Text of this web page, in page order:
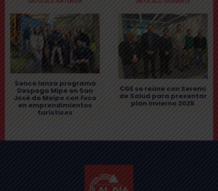
Sence lanza programa
Despega Mipe en San
José de Maipo con foco
en emprendimientos
turísticos
CGE se reúne con Seremi
de Salud para presentar
plan invierno 2025